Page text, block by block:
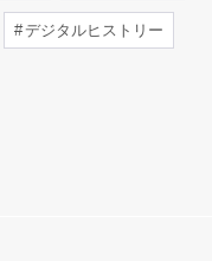
デジタルヒストリー